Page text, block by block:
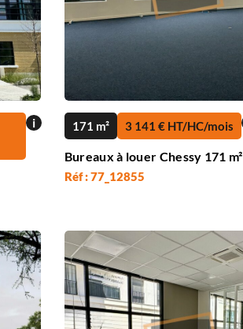
i 171 m² 3 141 € HT/HC/mois
Bureaux à louer Chessy 171 m²
Réf : 77_12855